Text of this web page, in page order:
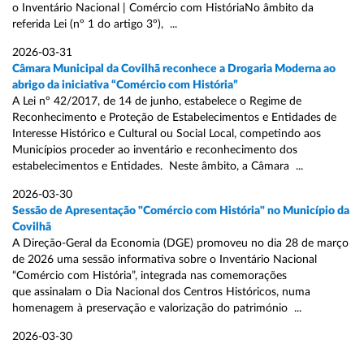
o Inventário Nacional | Comércio com HistóriaNo âmbito da
referida Lei (nº 1 do artigo 3º), ...
2026-03-31
Câmara Municipal da Covilhã reconhece a Drogaria Moderna ao
abrigo da iniciativa “Comércio com História”
A Lei nº 42/2017, de 14 de junho, estabelece o Regime de
Reconhecimento e Proteção de Estabelecimentos e Entidades de
Interesse Histórico e Cultural ou Social Local, competindo aos
Municípios proceder ao inventário e reconhecimento dos
estabelecimentos e Entidades. Neste âmbito, a Câmara ...
2026-03-30
Sessão de Apresentação "Comércio com História" no Município da
Covilhã
A Direção-Geral da Economia (DGE) promoveu no dia 28 de março
de 2026 uma sessão informativa sobre o Inventário Nacional
“Comércio com História”, integrada nas comemorações
que assinalam o Dia Nacional dos Centros Históricos, numa
homenagem à preservação e valorização do património ...
2026-03-30